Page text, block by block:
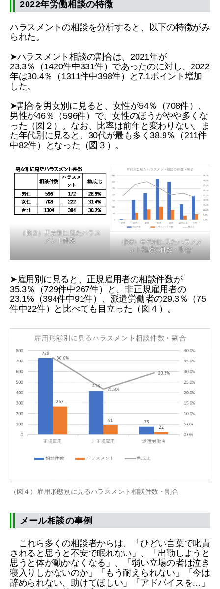
2022年労働相談の特徴
ハラスメントの相談を分析すると、以下の特徴がみ
られた。
➤ハラスメント相談の割合は、2021年が
23.3％（1420件中331件）であったのに対し、2022
年は30.4％（1311件中398件）と7.1ポイント増加
した。
➤割合を男女別に見ると、女性が54％（708件）、
男性が46％（596件）で、女性のほうがやや多くな
った（図２）。なお、比率は前年と変わりない。ま
た年代別に見ると、30代が最も多く38.9％（211件
中82件）となった（図３）。
（図２）男女別に見たハラス
メント件数
（図3）年代別に見たハラスメ
ント相談の件数・割合
➤雇用別に見ると、正規雇用者の相談件数が
35.3％（729件中267件）と、非正規雇用者の
23.1%（394件中91件）、派遣労働者の29.3％（75
件中22件）と比べても目立った（図４）。
（図４）雇用形態別に見るハラスメント相談件数・割合
メール相談の事例
これら多くの相談者からは、「ひどい言葉で叱責
されると思うと不安で眠れない」、「出勤しようと
思うと体が動かなくなる」、「弱い立場の者は泣き
寝入りしかないのか」「もう耐えられない」「今は
辞められない、助けてほしい」「アドバイスを…」